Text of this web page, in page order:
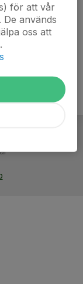
för att vår
används
oss att